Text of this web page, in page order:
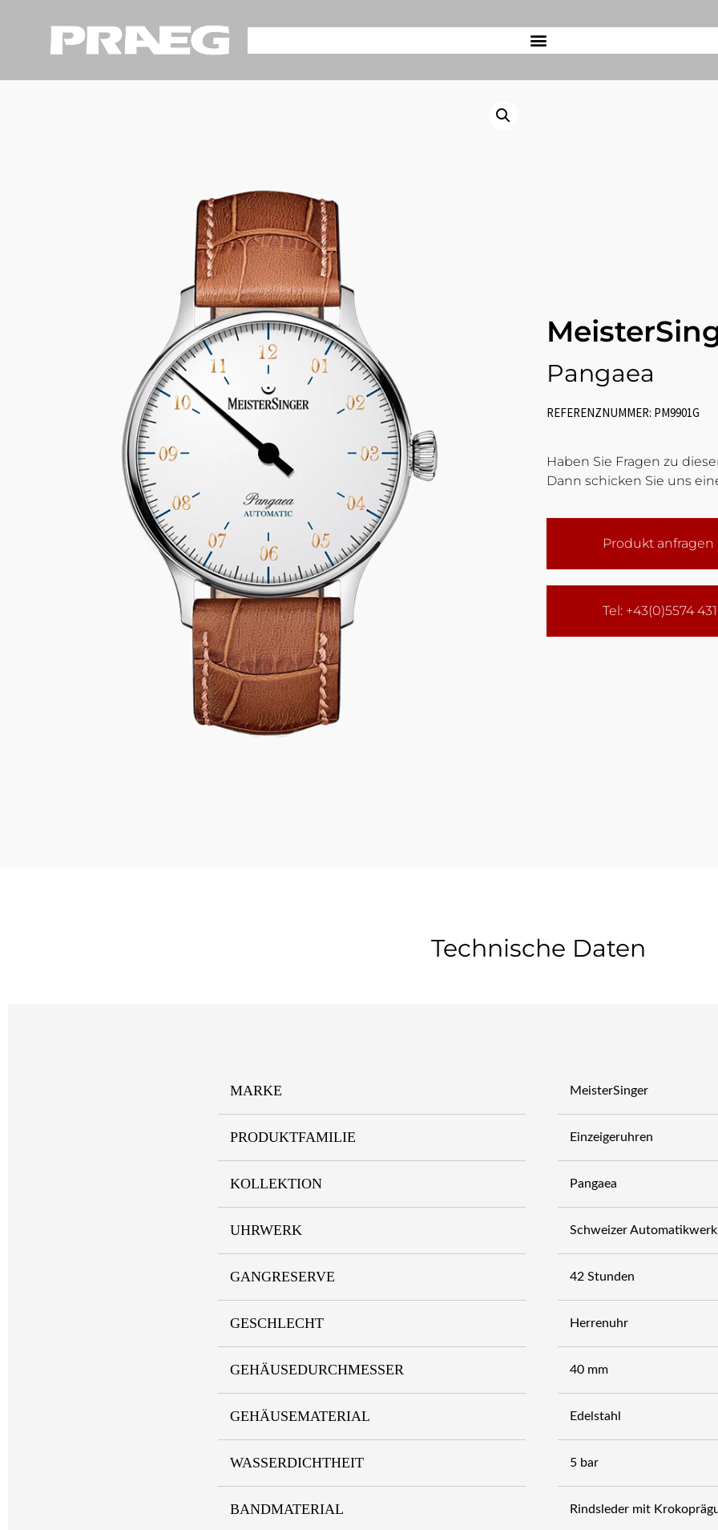
Pangaea
REFERENZNUMMER: PM9901G
Haben Sie Fragen zu
Dann schicken Sie uns
Produkt anfragen
Tel: +43(0)5574
Technische Daten
MARKE MeisterSinger
PRODUKTFAMILIE Einzeigeruhren
KOLLEKTION Pangaea
UHRWERK Schweizer
GANGRESERVE 42 Stunden
GESCHLECHT Herrenuhr
GEHÄUSEDURCHMESSER 40 mm
GEHÄUSEMATERIAL Edelstahl
WASSERDICHTHEIT 5 bar
BANDMATERIAL Rindsleder mit